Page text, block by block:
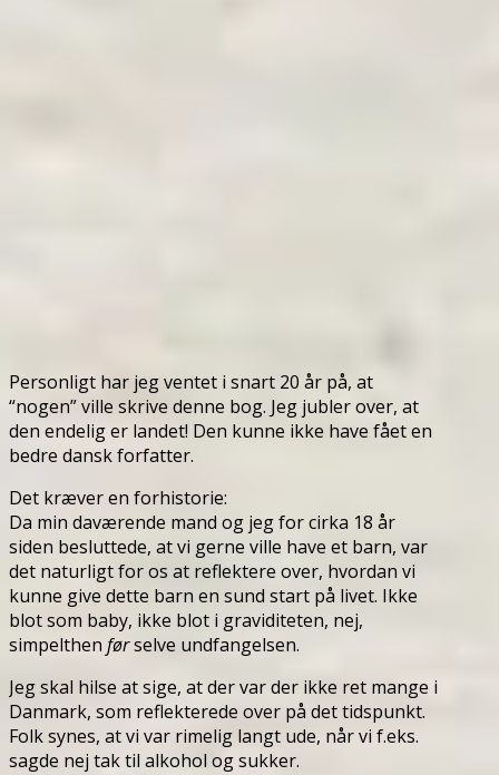
Personligt har jeg ventet i snart 20 år på, at
“nogen” ville skrive denne bog. Jeg jubler over, at
den endelig er landet! Den kunne ikke have fået en
bedre dansk forfatter.
Det kræver en forhistorie:
Da min daværende mand og jeg for cirka 18 år
siden besluttede, at vi gerne ville have et barn, var
det naturligt for os at reflektere over, hvordan vi
kunne give dette barn en sund start på livet. Ikke
blot som baby, ikke blot i graviditeten, nej,
simpelthen førselve undfangelsen.
Jeg skal hilse at sige, at der var der ikke ret mange i
Danmark, som reflekterede over på det tidspunkt.
Folk synes, at vi var rimelig langt ude, når vi f.eks.
sagde nej tak til alkohol og sukker.